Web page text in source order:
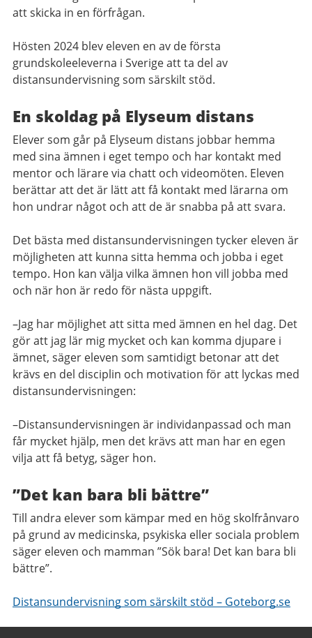
att skicka in en förfrågan.
Hösten 2024 blev eleven en av de första
grundskoleeleverna i Sverige att ta del av
distansundervisning som särskilt stöd.
En skoldag på Elyseum distans
Elever som går på Elyseum distans jobbar hemma
med sina ämnen i eget tempo och har kontakt med
mentor och lärare via chatt och videomöten. Eleven
berättar att det är lätt att få kontakt med lärarna om
hon undrar något och att de är snabba på att svara.
Det bästa med distansundervisningen tycker eleven är
möjligheten att kunna sitta hemma och jobba i eget
tempo. Hon kan välja vilka ämnen hon vill jobba med
och när hon är redo för nästa uppgift.
–Jag har möjlighet att sitta med ämnen en hel dag. Det
gör att jag lär mig mycket och kan komma djupare i
ämnet, säger eleven som samtidigt betonar att det
krävs en del disciplin och motivation för att lyckas med
distansundervisningen:
–Distansundervisningen är individanpassad och man
får mycket hjälp, men det krävs att man har en egen
vilja att få betyg, säger hon.
”Det kan bara bli bättre”
Till andra elever som kämpar med en hög skolfrånvaro
på grund av medicinska, psykiska eller sociala problem
säger eleven och mamman ”Sök bara! Det kan bara bli
bättre”.
Distansundervisning som särskilt stöd – Goteborg.se